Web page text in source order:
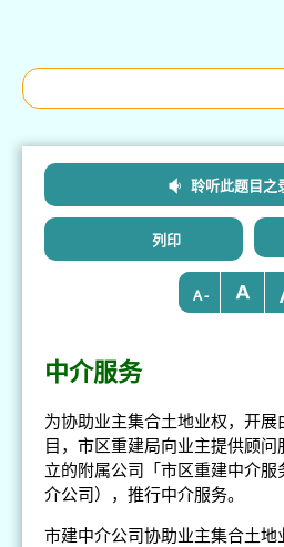
聆听此题目之
列印
-
中介服务
为协助业主集合土地业权，开
目，市区重建局向业主提供顾
立的附属公司「市区重建中介服
介公司），推行中介服务。
市建中介公司协助业主集合土地